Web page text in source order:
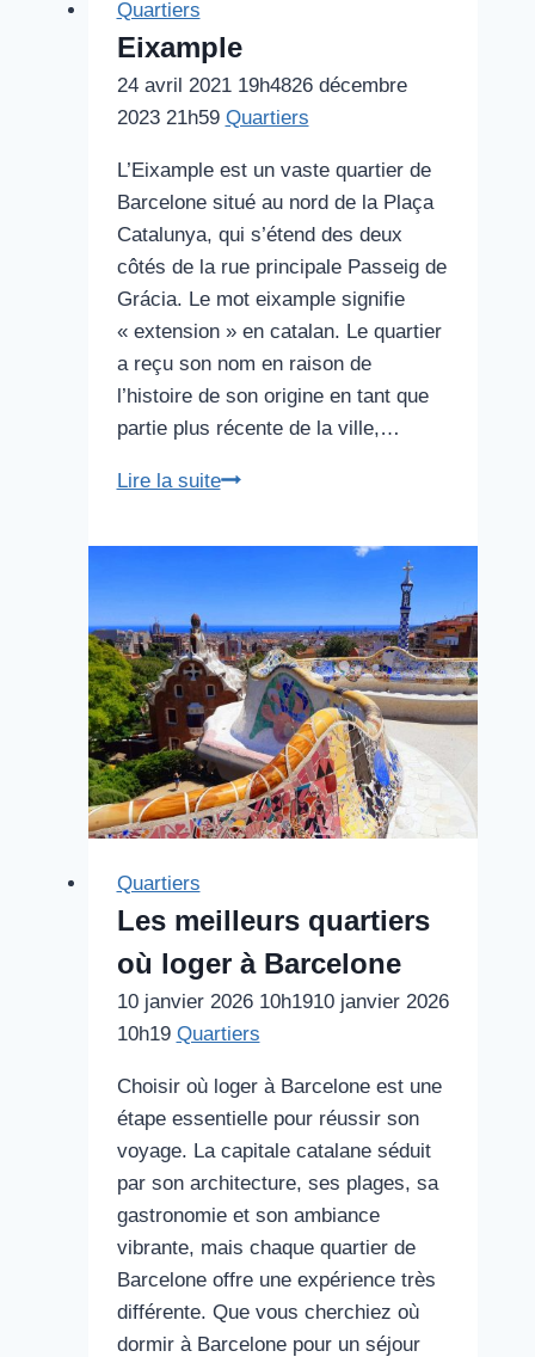
Quartiers
Eixample
24 avril 2021 19h4826 décembre
2023 21h59 Quartiers
L’Eixample est un vaste quartier de
Barcelone situé au nord de la Plaça
Catalunya, qui s’étend des deux
côtés de la rue principale Passeig de
Grácia. Le mot eixample signifie
« extension » en catalan. Le quartier
a reçu son nom en raison de
l’histoire de son origine en tant que
partie plus récente de la ville,…
Lire la suiteEixample
Quartiers
Les meilleurs quartiers
où loger à Barcelone
10 janvier 2026 10h1910 janvier 2026
10h19 Quartiers
Choisir où loger à Barcelone est une
étape essentielle pour réussir son
voyage. La capitale catalane séduit
par son architecture, ses plages, sa
gastronomie et son ambiance
vibrante, mais chaque quartier de
Barcelone offre une expérience très
différente. Que vous cherchiez où
dormir à Barcelone pour un séjour